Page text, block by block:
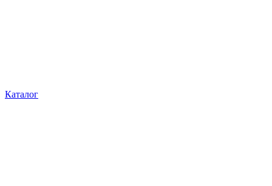
Каталог